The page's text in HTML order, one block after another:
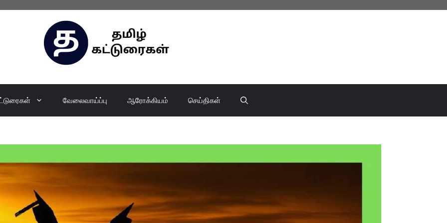
வேலைவாய்ப்பு ஆரோக்கியம் செய்திகள்